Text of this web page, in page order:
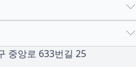
중앙로 633번길 25